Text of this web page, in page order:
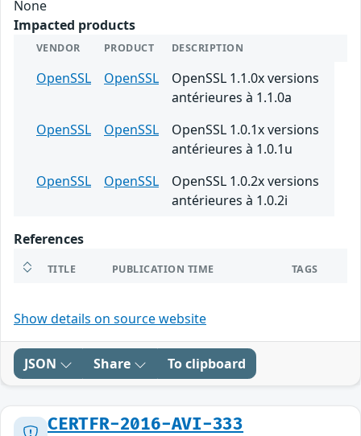
None
Impacted products
VENDOR PRODUCT DESCRIPTION
OpenSSL OpenSSL
OpenSSL 1.1.0x versions
antérieures à 1.1.0a
OpenSSL
OpenSSL
OpenSSL 1.0.1x versions
antérieures à 1.0.1u
OpenSSL
OpenSSL
OpenSSL 1.0.2x versions
antérieures à 1.0.2i
References
TITLE PUBLICATION TIME TAGS
Show details on source website
JSON Share To clipboard
CERTFR-2016-AVI-333